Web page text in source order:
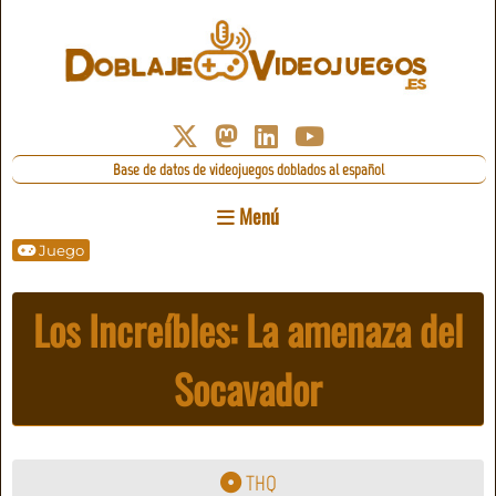
Base de datos de videojuegos doblados al español
Menú
Juego
Los Increíbles: La amenaza del
Socavador
THQ